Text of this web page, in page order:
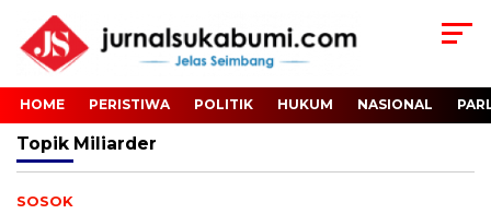
HOME PERISTIWA POLITIK HUKUM NASIONAL
Topik Miliarder
SOSOK